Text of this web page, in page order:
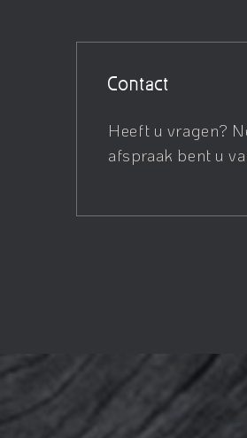
Contact
Heeft u vragen?
afspraak bent u